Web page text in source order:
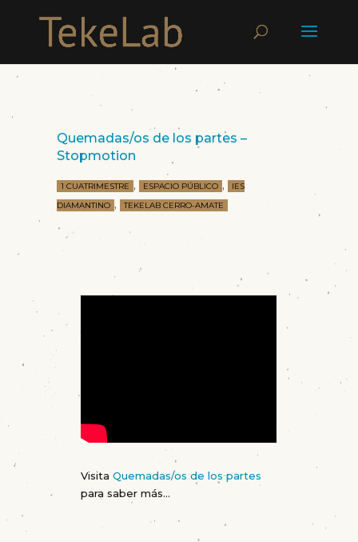
Quemadas/os de los partes –
Stopmotion
1 CUATRIMESTRE , ESPACIO PÚBLICO ,
IES
DIAMANTINO , TEKELAB CERRO-AMATE
VisitaQuemadas/os de los partes
para saber más…